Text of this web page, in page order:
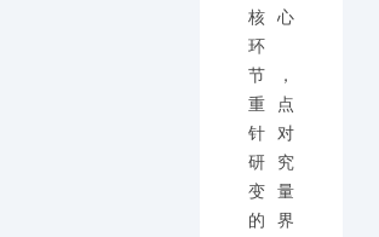
核心
环
节，
重点
针对
研究
变量
的界